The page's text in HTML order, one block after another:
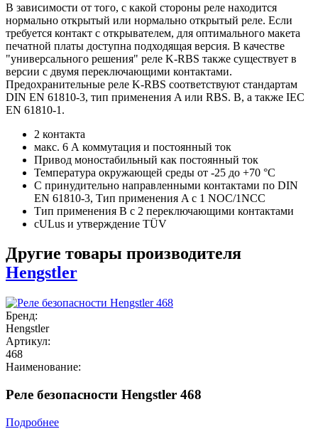
В зависимости от того, с какой стороны реле находится
нормально открытый или нормально открытый реле. Если
требуется контакт с открывателем, для оптимального макета
печатной платы доступна подходящая версия. В качестве
"универсального решения" реле K-RBS также существует в
версии с двумя переключающими контактами.
Предохранительные реле K-RBS соответствуют стандартам
DIN EN 61810-3, тип применения A или RBS. B, а также IEC
EN 61810-1.
2 контакта
макс. 6 А коммутация и постоянный ток
Привод моностабильный как постоянный ток
Температура окружающей среды от -25 до +70 °C
С принудительно направленными контактами по DIN
EN 61810-3, Тип применения A с 1 NOC/1NCC
Тип применения B с 2 переключающими контактами
cULus и утверждение TÜV
Другие товары производителя
Hengstler
Бренд:
Hengstler
Артикул:
468
Наименование:
Реле безопасности Hengstler 468
Подробнее